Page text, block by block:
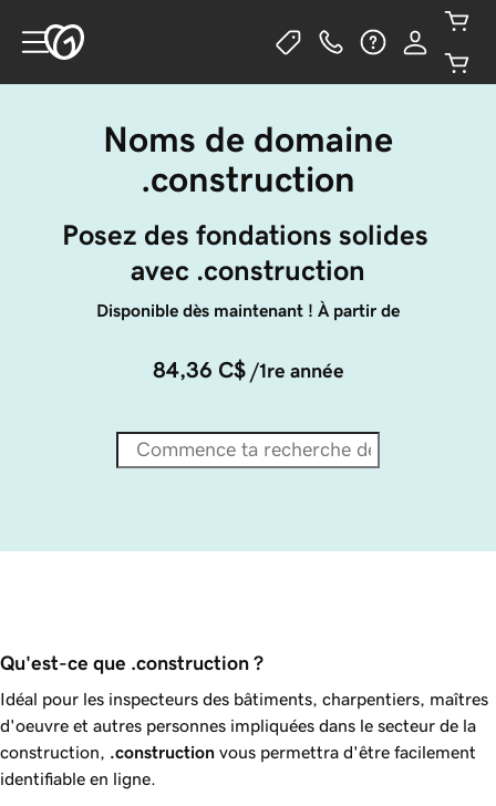
Noms de domaine
.construction
Posez des fondations solides
avec .construction
Disponible dès maintenant ! À partir de
84,36 C$ /1re année
Qu'est-ce que .construction ?
Idéal pour les inspecteurs des bâtiments, charpentiers, maîtres
d'oeuvre et autres personnes impliquées dans le secteur de la
construction,
.construction vous permettra d'être facilement
identifiable en ligne.